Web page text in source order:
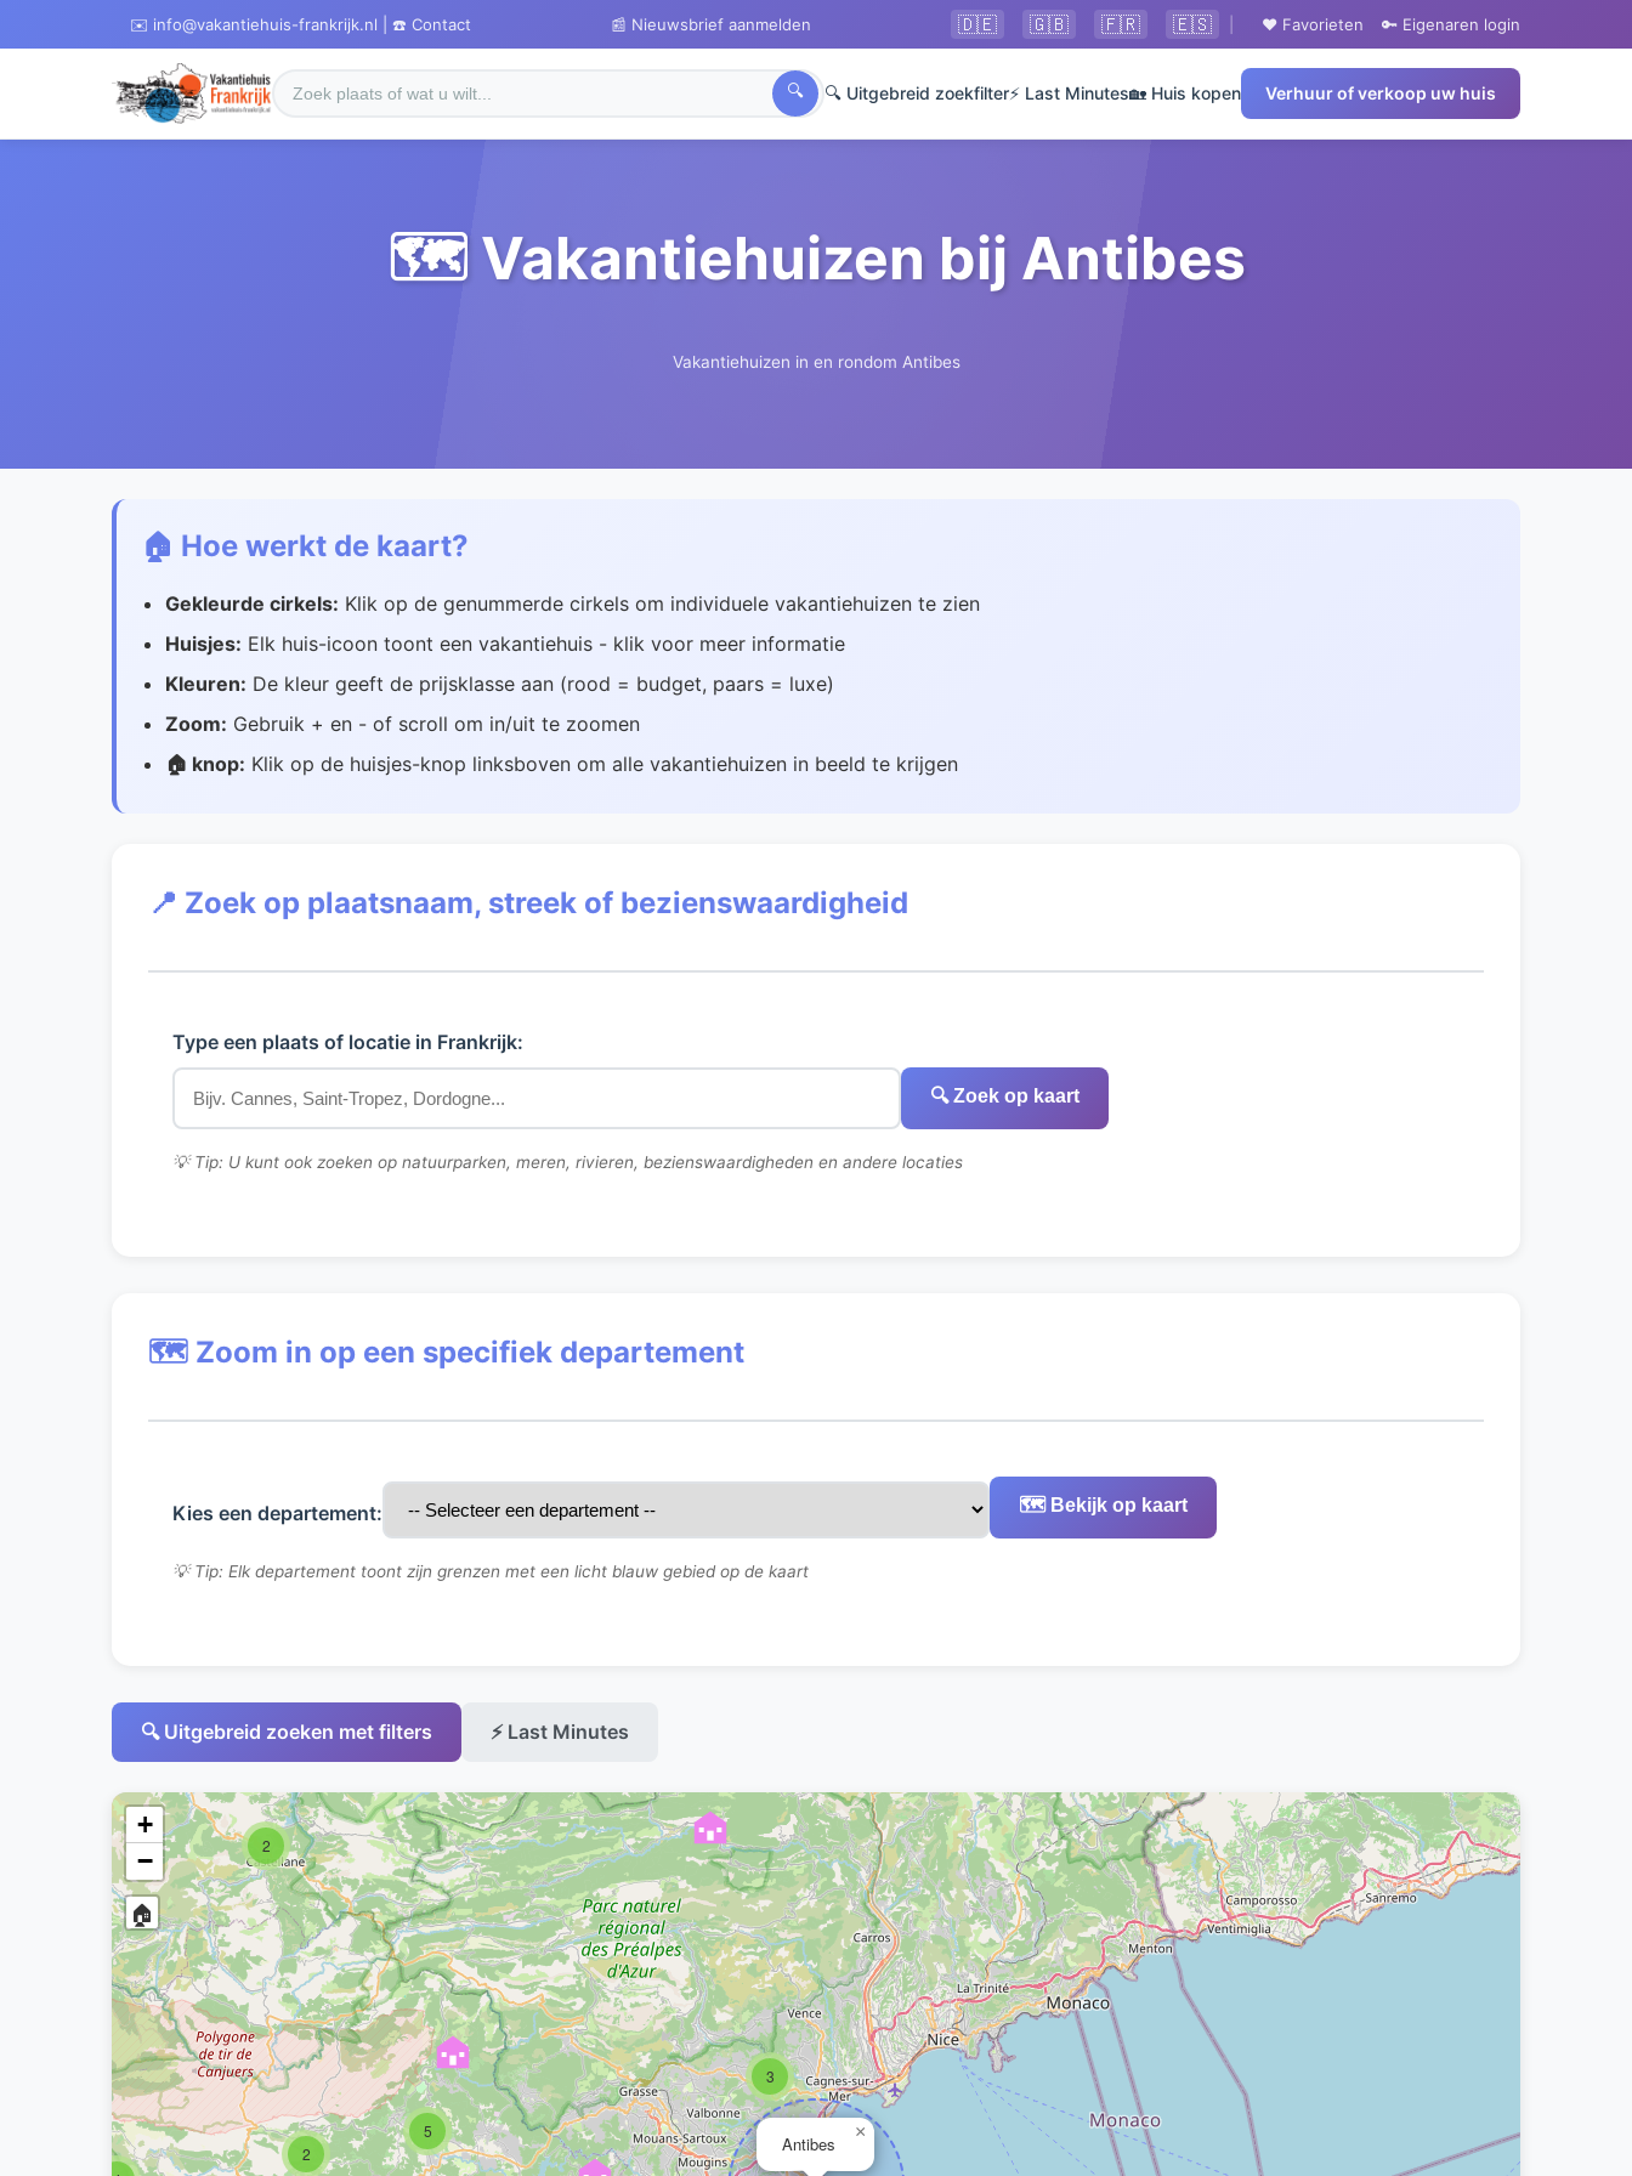
✉️ info@vakantiehuis-frankrijk.nl | ☎️ Contact 📰 Nieuwsbrief aanmelden 🇩🇪 🇬🇧 🇫🇷 🇪🇸 ❤️ Favorieten 🔑 Eigenaren login
🔍 🔍 Uitgebreid zoekfilter⚡ Last Minutes🏡 Huis kopen Verhuur of verkoop uw huis
🗺️ Vakantiehuizen bij Antibes
Vakantiehuizen in en rondom Antibes
🏠 Hoe werkt de kaart?
Gekleurde cirkels: Klik op de genummerde cirkels om individuele vakantiehuizen te zien
Huisjes: Elk huis-icoon toont een vakantiehuis - klik voor meer informatie
Kleuren: De kleur geeft de prijsklasse aan (rood = budget, paars = luxe)
Zoom: Gebruik + en - of scroll om in/uit te zoomen
🏠 knop: Klik op de huisjes-knop linksboven om alle vakantiehuizen in beeld te krijgen
📍 Zoek op plaatsnaam, streek of bezienswaardigheid
Type een plaats of locatie in Frankrijk:
🔍 Zoek op kaart
💡 Tip: U kunt ook zoeken op natuurparken, meren, rivieren, bezienswaardigheden en andere locaties
🗺️ Zoom in op een specifiek departement
Kies een departement: 🗺️ Bekijk op kaart
💡 Tip: Elk departement toont zijn grenzen met een licht blauw gebied op de kaart
🔍 Uitgebreid zoeken met filters ⚡ Last Minutes
2
3
2
5
Antibes
×
+
−
🏠